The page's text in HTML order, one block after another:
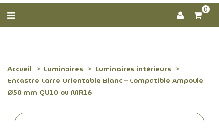
0
Accueil Luminaires
Luminaires intérieurs
Encastré Carré Orientable Blanc – Compatible Ampoule
Ø50 mm GU10 ou MR16